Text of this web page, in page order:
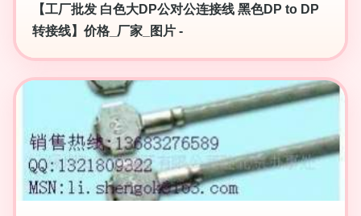
【工厂批发 白色大DP公对公连接线 黑色DP to DP
转接线】价格_厂家_图片 -